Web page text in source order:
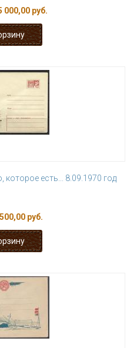
000,00 руб.
есть... 8.09.1970 год
руб.